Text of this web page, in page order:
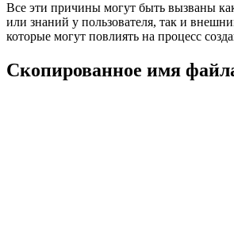
Все эти причины могут быть вызваны
или знаний у пользователя, так и
которые могут повлиять на процесс
Скопированное имя